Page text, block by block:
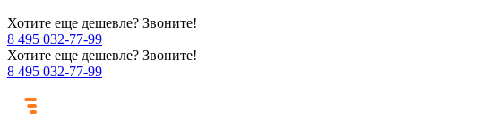
Хотите еще дешевле? Звоните!
8 495 032-77-99
Хотите еще дешевле? Звоните!
8 495 032-77-99